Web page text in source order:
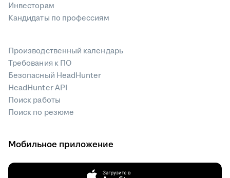
Инвесторам
Кандидаты по профессиям
Производственный календарь
Требования к ПО
Безопасный HeadHunter
HeadHunter API
Поиск работы
Поиск по резюме
Мобильное приложение